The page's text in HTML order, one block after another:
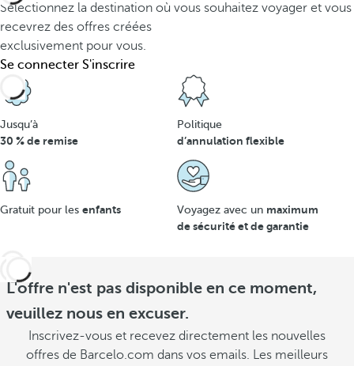
Sélectionnez la destination où vous souhaitez voyager et vous
recevrez des offres créées
exclusivement pour vous.
Se connecter S'inscrire
Jusqu’à
30 % de remise
Politique
d’annulation flexible
Gratuit pour les enfants Voyagez avec un maximum
de sécurité et de garantie
L'offre n'est pas disponible en ce moment,
veuillez nous en excuser.
Inscrivez-vous et recevez directement les nouvelles
offres de Barcelo.com dans vos emails. Les meilleurs